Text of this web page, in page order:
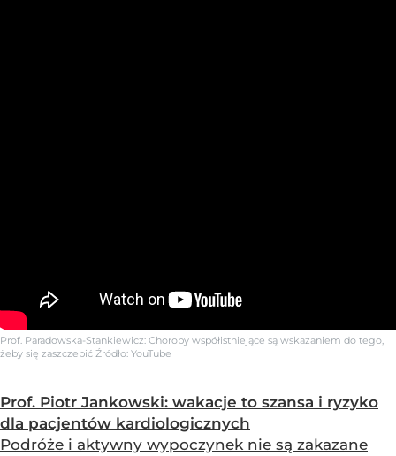
Prof. Paradowska-Stankiewicz: Choroby współistniejące są wskazaniem do tego,
żeby się zaszczepić Źródło: YouTube
Prof. Piotr Jankowski: wakacje to szansa i ryzyko
dla pacjentów kardiologicznych
Podróże i aktywny wypoczynek nie są zakazane